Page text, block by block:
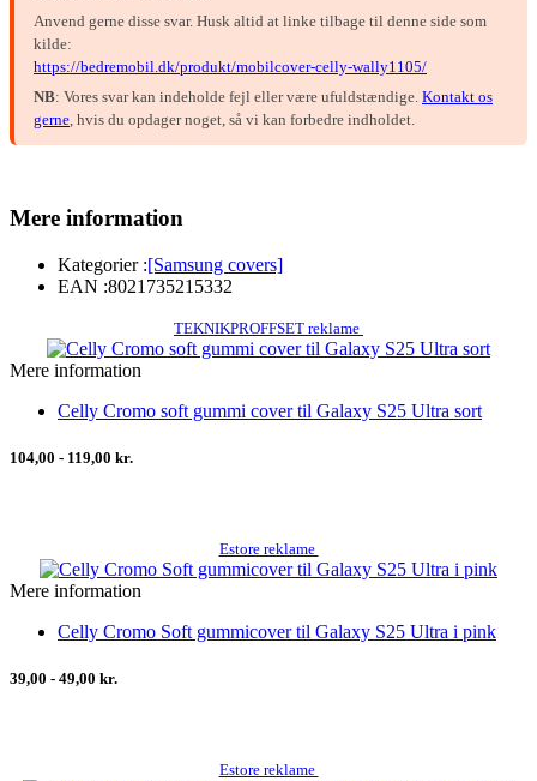
Anvend gerne disse svar. Husk altid at linke tilbage til denne side som
kilde:
https://bedremobil.dk/produkt/mobilcover-celly-wally1105/
NB: Vores svar kan indeholde fejl eller være ufuldstændige. Kontakt os
gerne , hvis du opdager noget, så vi kan forbedre indholdet.
Mere information
Kategorier :[Samsung covers]
EAN :8021735215332
TEKNIKPROFFSET reklame
Mere information
Celly Cromo soft gummi cover til Galaxy S25 Ultra sort
104,00 - 119,00 kr.
Estore reklame
Mere information
Celly Cromo Soft gummicover til Galaxy S25 Ultra i pink
39,00 - 49,00 kr.
Estore reklame